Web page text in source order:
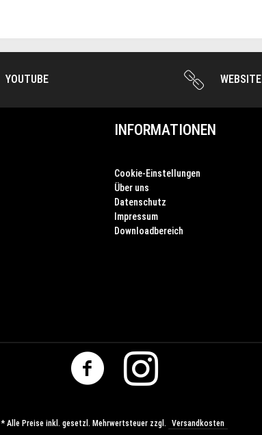
YOUTUBE WEBSITE
INFORMATIONEN
Cookie-Einstellungen
Über uns
Datenschutz
Impressum
Downloadbereich
* Alle Preise inkl. gesetzl. Mehrwertsteuer zzgl. Versandkosten